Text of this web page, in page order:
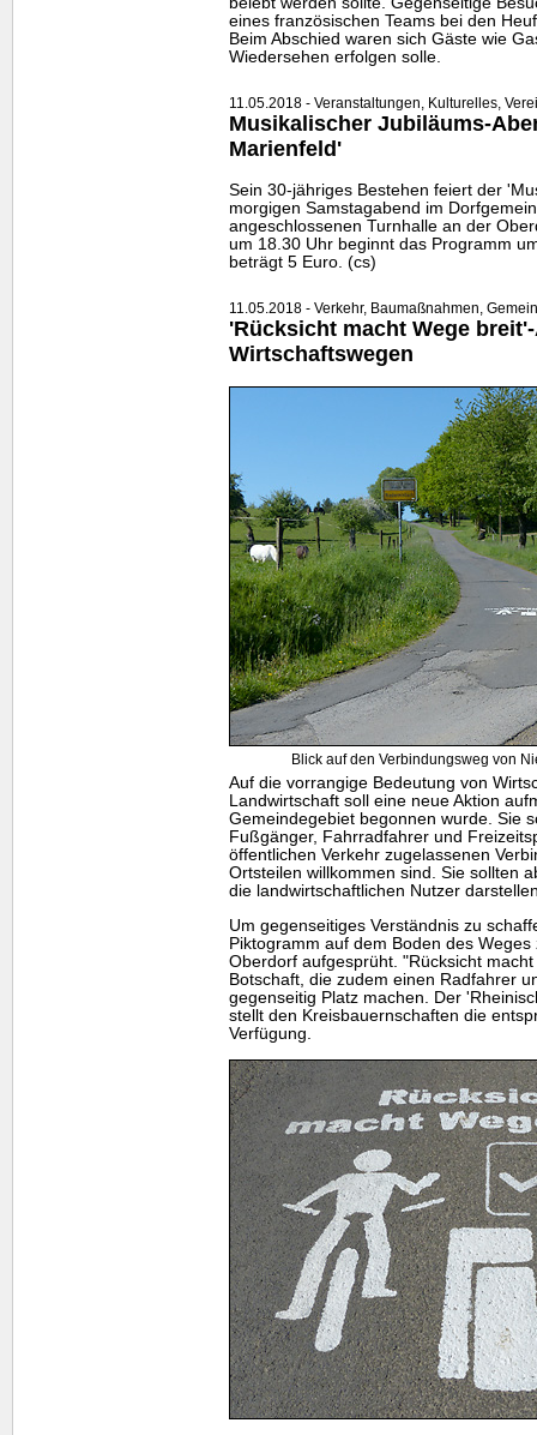
eines französischen Teams bei den
Beim Abschied waren sich Gäste wie
Wiedersehen erfolgen solle.
11.05.2018 - Veranstaltungen, Kulturelles,
Musikalischer Jubiläums-
Marienfeld'
Sein 30-jähriges Bestehen feiert der
morgigen Samstagabend im
angeschlossenen Turnhalle an der
um 18.30 Uhr beginnt das Programm
beträgt 5 Euro. (cs)
11.05.2018 - Verkehr, Baumaßnahmen,
'Rücksicht macht Wege
Wirtschaftswegen
Blick auf den Verbindungsweg von
Auf die vorrangige Bedeutung von
Landwirtschaft soll eine neue Aktion
Gemeindegebiet begonnen wurde. Sie
Fußgänger, Fahrradfahrer und
öffentlichen Verkehr zugelassenen
Ortsteilen willkommen sind. Sie sollten
die landwirtschaftlichen Nutzer
Um gegenseitiges Verständnis zu
Piktogramm auf dem Boden des
Oberdorf aufgesprüht. "Rücksicht
Botschaft, die zudem einen Radfahrer
gegenseitig Platz machen. Der
stellt den Kreisbauernschaften die
Verfügung.